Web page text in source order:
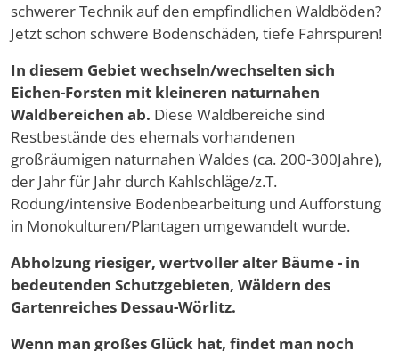
schwerer Technik auf den empfindlichen Waldböden?
Jetzt schon schwere Bodenschäden, tiefe Fahrspuren!
In diesem Gebiet wechseln/wechselten sich
Eichen-Forsten mit kleineren naturnahen
Waldbereichen ab. Diese Waldbereiche sind
Restbestände des ehemals vorhandenen
großräumigen naturnahen Waldes (ca. 200-300Jahre),
der Jahr für Jahr durch Kahlschläge/z.T.
Rodung/intensive Bodenbearbeitung und Aufforstung
in Monokulturen/Plantagen umgewandelt wurde.
Abholzung riesiger, wertvoller alter Bäume - in
bedeutenden Schutzgebieten, Wäldern des
Gartenreiches Dessau-Wörlitz.
Wenn man großes Glück hat, findet man noch